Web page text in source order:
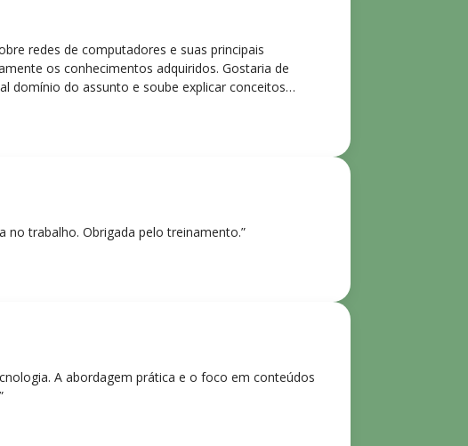
redes de computadores e suas principais
os conhecimentos adquiridos. Gostaria de
domínio do assunto e soube explicar conceitos
Recomendo o curso para todos que
no trabalho. Obrigada pelo treinamento.”
A abordagem prática e o foco em conteúdos